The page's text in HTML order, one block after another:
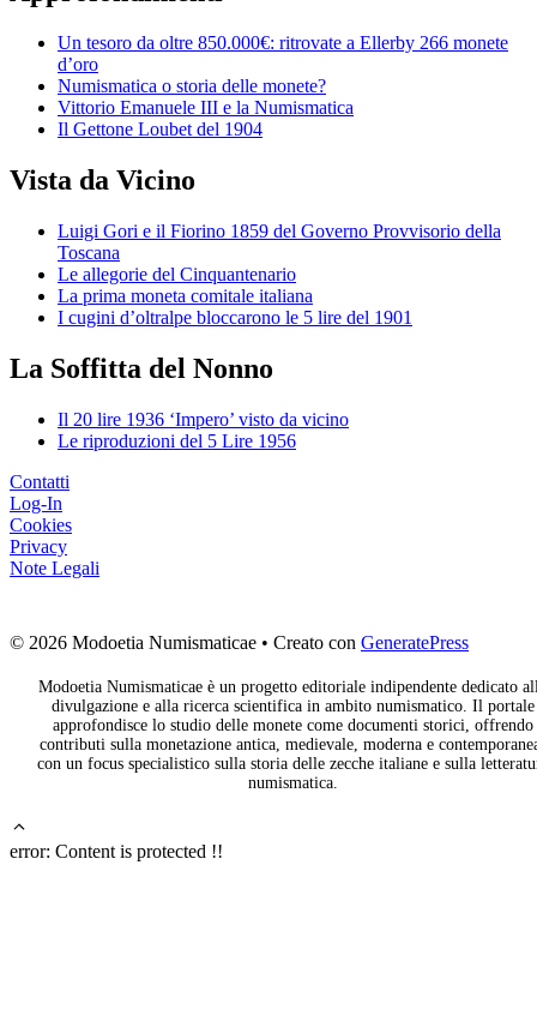
Un tesoro da oltre 850.000€: ritrovate a Ellerby 266 monete
d’oro
Numismatica o storia delle monete?
Vittorio Emanuele III e la Numismatica
Il Gettone Loubet del 1904
Vista da Vicino
Luigi Gori e il Fiorino 1859 del Governo Provvisorio della
Toscana
Le allegorie del Cinquantenario
La prima moneta comitale italiana
I cugini d’oltralpe bloccarono le 5 lire del 1901
La Soffitta del Nonno
Il 20 lire 1936 ‘Impero’ visto da vicino
Le riproduzioni del 5 Lire 1956
Contatti
Log-In
Cookies
Privacy
Note Legali
© 2026 Modoetia Numismaticae • Creato con GeneratePress
Modoetia Numismaticae è un progetto editoriale indipendente dedicato
divulgazione e alla ricerca scientifica in ambito numismatico. Il portale
approfondisce lo studio delle monete come documenti storici, offrendo
contributi sulla monetazione antica, medievale, moderna e
con un focus specialistico sulla storia delle zecche italiane e sulla
numismatica.
error: Content is protected !!